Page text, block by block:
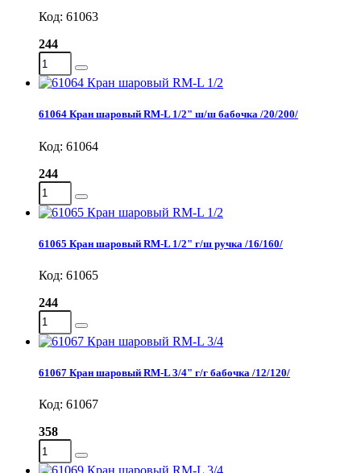
Код: 61063
244
61064 Кран шаровый RM-L 1/2" ш/ш бабочка /20/200/
Код: 61064
244
61065 Кран шаровый RM-L 1/2" г/ш ручка /16/160/
Код: 61065
244
61067 Кран шаровый RM-L 3/4" г/г бабочка /12/120/
Код: 61067
358